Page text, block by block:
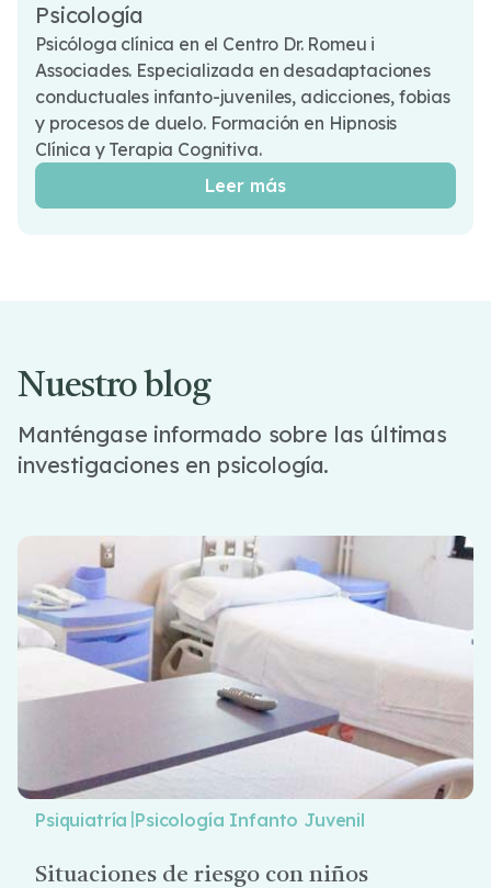
Psicología
Psicóloga clínica en el Centro Dr. Romeu i
Associades. Especializada en desadaptaciones
conductuales infanto-juveniles, adicciones, fobias
y procesos de duelo. Formación en Hipnosis
Clínica y Terapia Cognitiva.
Leer más
Nuestro blog
Manténgase informado sobre las últimas
investigaciones en psicología.
Psiquiatría |Psicología Infanto Juvenil
Situaciones de riesgo con niños